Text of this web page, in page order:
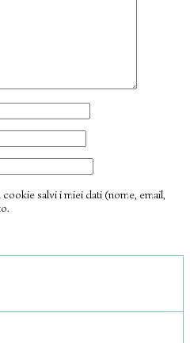
salvi i miei dati (nome, email,